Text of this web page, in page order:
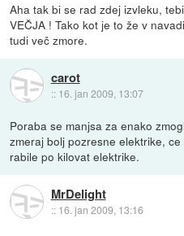
Aha tak bi se rad zdej izvleku,
VEČJA ! Tako kot je to že v
tudi več zmore.
carot
:: 16. jan 2009, 13:07
Poraba se manjsa za enako
zmeraj bolj pozresne elektrike,
rabile po kilovat elektrike.
MrDelight
:: 16. jan 2009, 13:16